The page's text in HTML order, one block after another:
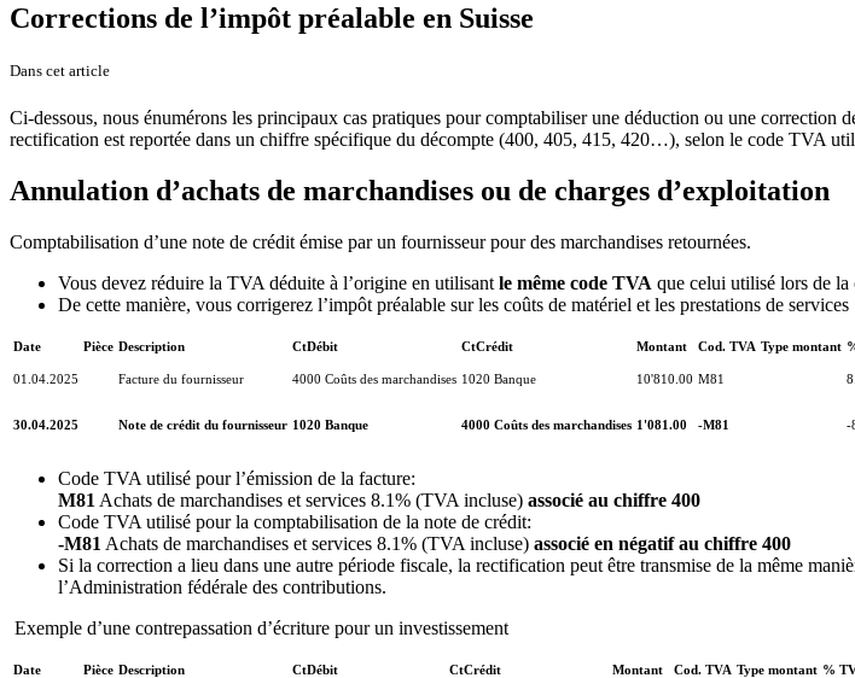
Corrections de l’impôt préalable en Suisse
Dans cet article
Ci-dessous, nous énumérons les principaux cas pratiques pour comptabiliser une déduction ou une
rectification est reportée dans un chiffre spécifique du décompte (400, 405, 415, 420…), selon le code TVA
Annulation d’achats de marchandises ou de charges d’exploitation
Comptabilisation d’une note de crédit émise par un fournisseur pour des marchandises retournées.
Vous devez réduire la TVA déduite à l’origine en utilisant le même code TVA que celui utilisé lors de
De cette manière, vous corrigerez l’impôt préalable sur les coûts de matériel et les prestations de
Date Pièce Description CtDébit CtCrédit Montant Cod. TVA Type montant
01.04.2025 Facture du fournisseur 4000 Coûts des marchandises 1020 Banque 10'810.00 M81
30.04.2025 Note de crédit du fournisseur 1020 Banque 4000 Coûts des marchandises 1'081.00 -M81 -
Code TVA utilisé pour l’émission de la facture:
M81 Achats de marchandises et services 8.1% (TVA incluse) associé au chiffre 400
Code TVA utilisé pour la comptabilisation de la note de crédit:
-M81 Achats de marchandises et services 8.1% (TVA incluse) associé en négatif au chiffre 400
Si la correction a lieu dans une autre période fiscale, la rectification peut être transmise de la même
l’Administration fédérale des contributions.
Exemple d’une contrepassation d’écriture pour un investissement
Date Pièce Description CtDébit CtCrédit Montant Cod. TVA Type montant %